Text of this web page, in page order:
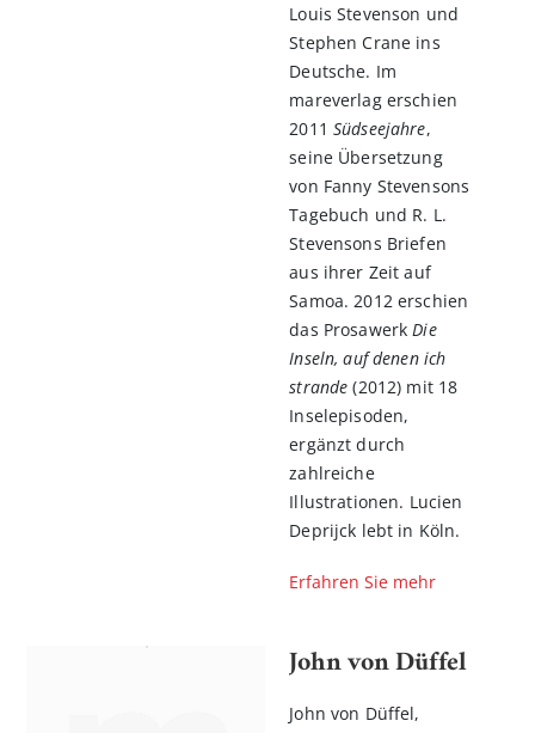
Louis Stevenson und
Stephen Crane ins
Deutsche. Im
mareverlag erschien
2011 Südseejahre,
seine Übersetzung
von Fanny Stevensons
Tagebuch und R. L.
Stevensons Briefen
aus ihrer Zeit auf
Samoa. 2012 erschien
das ProsawerkDie
Inseln, auf denen ich
strande (2012) mit 18
Inselepisoden,
ergänzt durch
zahlreiche
Illustrationen. Lucien
Deprijck lebt in Köln.
Erfahren Sie mehr
John von Düffel
John von Düffel,